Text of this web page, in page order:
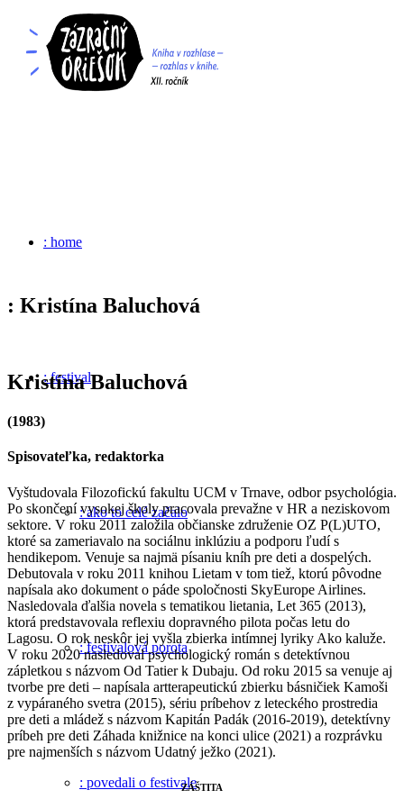
: home
: festival
: ako to celé začalo
: festivalová porota
: povedali o festivale
: Kristína Baluchová
Kristína Baluchová
(1983)
Spisovateľka, redaktorka
Vyštudovala Filozofickú fakultu UCM v Trnave, odbor psychológia.
Po skončení vysokej školy pracovala prevažne v HR a neziskovom
sektore. V roku 2011 založila občianske združenie OZ P(L)UTO,
ktoré sa zameriavalo na sociálnu inklúziu a podporu ľudí s
hendikepom. Venuje sa najmä písaniu kníh pre deti a dospelých.
Debutovala v roku 2011 knihou Lietam v tom tiež, ktorú pôvodne
napísala ako dokument o páde spoločnosti SkyEurope Airlines.
Nasledovala ďalšia novela s tematikou lietania, Let 365 (2013),
ktorá predstavovala reflexiu dopravného pilota počas letu do
Lagosu. O rok neskôr jej vyšla zbierka intímnej lyriky Ako kaluže.
V roku 2020 nasledoval psychologický román s detektívnou
zápletkou s názvom Od Tatier k Dubaju. Od roku 2015 sa venuje aj
tvorbe pre deti – napísala artterapeutickú zbierku básničiek Kamoši
z vypáraného svetra (2015), sériu príbehov z leteckého prostredia
pre deti a mládež s názvom Kapitán Padák (2016-2019), detektívny
príbeh pre deti Záhada knižnice na konci ulice (2021) a rozprávku
pre najmenších s názvom Udatný ježko (2021).
ZÁŠTITA